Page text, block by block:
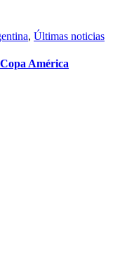
, Últimas noticias
América